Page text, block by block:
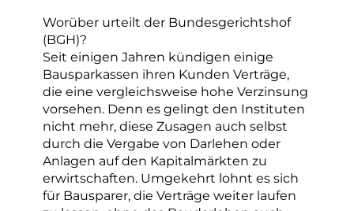
Worüber urteilt der Bundesgerichtshof
(BGH)?
Seit einigen Jahren kündigen einige
Bausparkassen ihren Kunden Verträge,
die eine vergleichsweise hohe Verzinsung
vorsehen. Denn es gelingt den Instituten
nicht mehr, diese Zusagen auch selbst
durch die Vergabe von Darlehen oder
Anlagen auf den Kapitalmärkten zu
erwirtschaften. Umgekehrt lohnt es sich
für Bausparer, die Verträge weiter laufen